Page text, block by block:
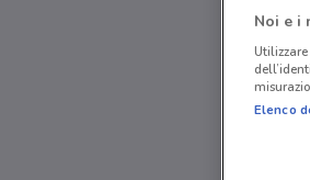
Noi e i
Elenco